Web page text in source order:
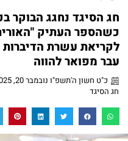
חג הסיגד נחגג הבוקר
כשהספר העתיק
לקריאת עשרת הדיברות
עבר מפואר להווה
כ"ט חשון ה'תשפ"ו נובמבר 20, 2025
חג הסיגד